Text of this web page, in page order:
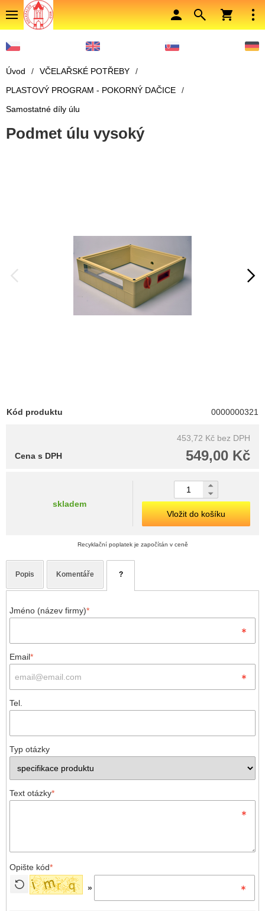
Úvod / VČELAŘSKÉ POTŘEBY
/
PLASTOVÝ PROGRAM - POKORNÝ DAČICE
/
Samostatné díly úlu
Podmet úlu vysoký
Kód produktu 0000000321
453,72 Kč bez DPH
549,00 Kč
Cena s DPH
skladem
Vložit do košíku
Recyklační poplatek je započítán v ceně
Popis Komentáře ?
Jméno (název firmy)*
Email*
Tel.
Typ otázky
Text otázky*
Opište kód*
»